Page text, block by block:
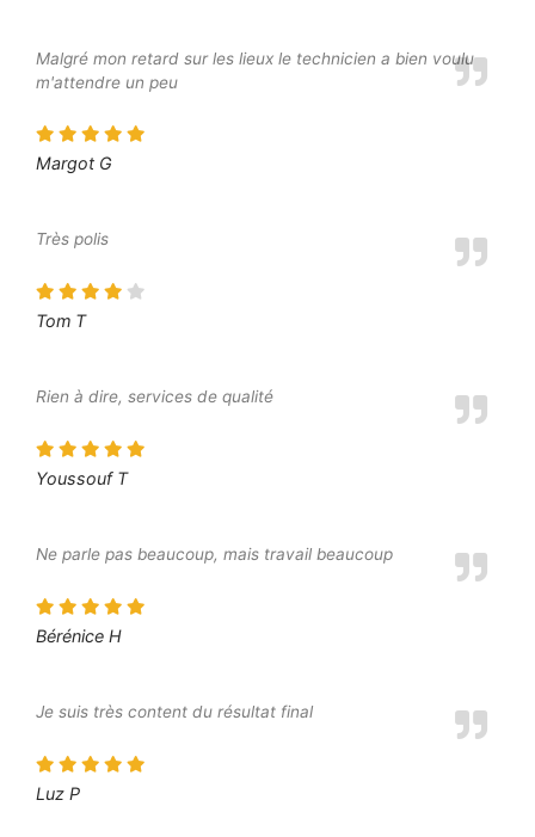
Malgré mon retard sur les lieux le technicien a bien voulu
m'attendre un peu
Margot G
Très polis
Tom T
Rien à dire, services de qualité
Youssouf T
Ne parle pas beaucoup, mais travail beaucoup
Bérénice H
Je suis très content du résultat final
Luz P